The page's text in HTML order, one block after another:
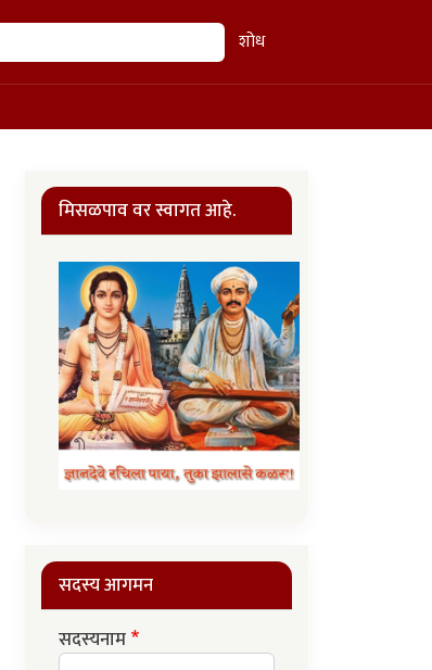
शोध
मिसळपाव वर स्वागत आहे.
सदस्य आगमन
सदस्यनाम